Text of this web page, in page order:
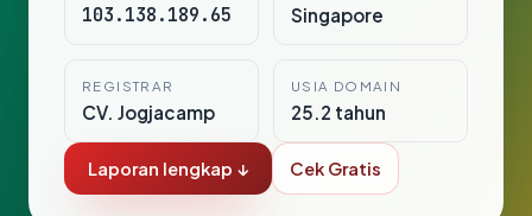
103.138.189.65 Singapore
REGISTRAR
CV. Jogjacamp
USIA DOMAIN
25.2 tahun
Laporan lengkap ↓ Cek Gratis